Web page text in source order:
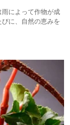
によって作物が成
に、自然の恵みを